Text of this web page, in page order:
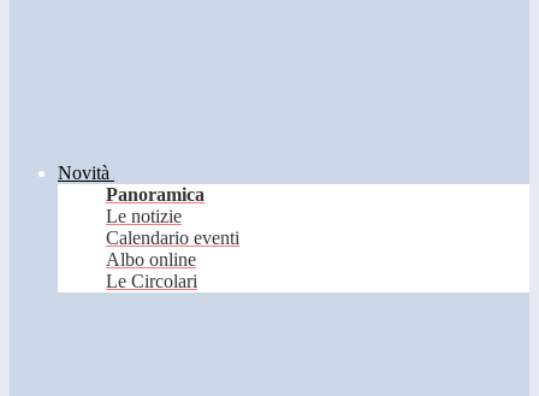
Novità
Panoramica
Le notizie
Calendario eventi
Albo online
Le Circolari